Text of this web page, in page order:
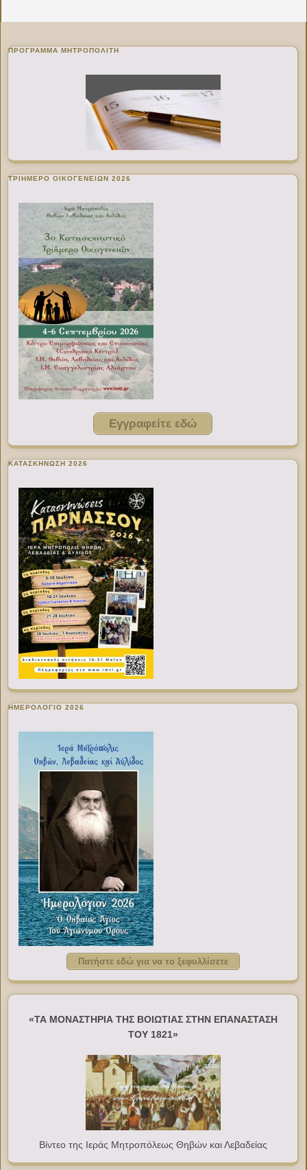
ΠΡΌΓΡΑΜΜΑ ΜΗΤΡΟΠΟΛΊΤΗ
ΤΡΙΗΜΕΡΟ ΟΙΚΟΓΕΝΕΙΩΝ 2026
Εγγραφείτε εδώ
ΚΑΤΑΣΚΗΝΩΣΗ 2026
ΗΜΕΡΟΛΟΓΙΟ 2026
Πατήστε εδώ για να το ξεφυλλίσετε
«ΤΑ ΜΟΝΑΣΤΗΡΙΑ ΤΗΣ ΒΟΙΩΤΙΑΣ ΣΤΗΝ ΕΠΑΝΑΣΤΑΣΗ
ΤΟΥ 1821»
Βίντεο της Ιεράς Μητροπόλεως Θηβών και Λεβαδείας